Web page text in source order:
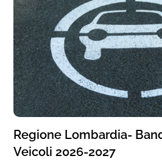
Regione Lombardia-
Veicoli 2026-2027